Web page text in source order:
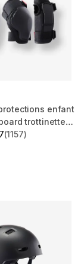
enfant
trottinette
from 1157
(1157)